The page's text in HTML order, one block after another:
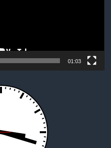
01:03